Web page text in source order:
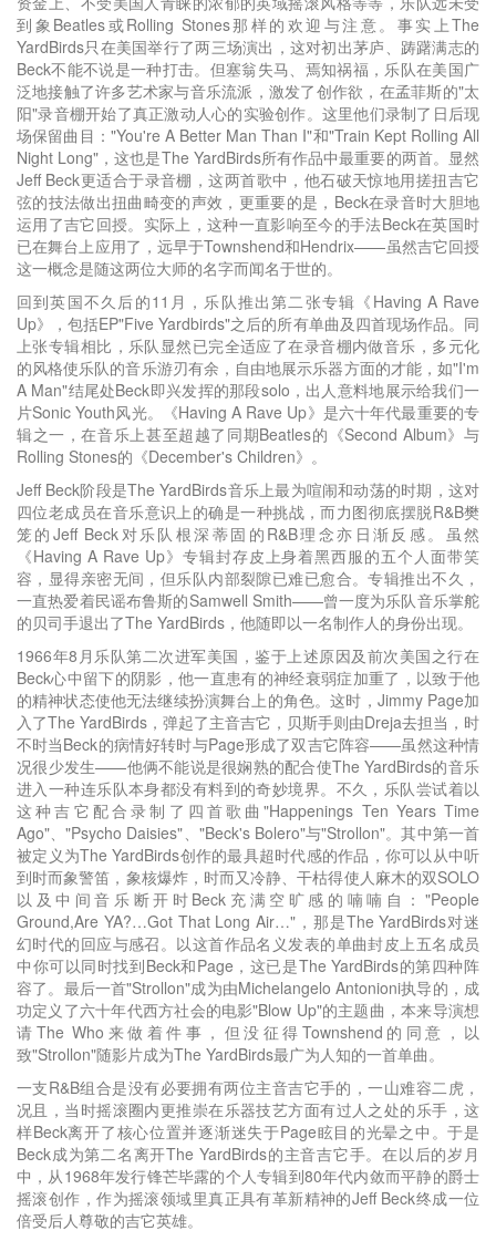
到象Beatles或Rolling Stones那样的欢迎与注意。事实上The
YardBirds只在美国举行了两三场演出，这对初出茅庐、踌躇满志的
Beck不能不说是一种打击。但塞翁失马、焉知祸福，乐队在美国广
泛地接触了许多艺术家与音乐流派，激发了创作欲，在孟菲斯的"太
阳"录音棚开始了真正激动人心的实验创作。这里他们录制了日后现
场保留曲目："You're A Better Man Than I"和"Train Kept Rolling All
Night Long"，这也是The YardBirds所有作品中最重要的两首。显然
Jeff Beck更适合于录音棚，这两首歌中，他石破天惊地用搓扭吉它
弦的技法做出扭曲畸变的声效，更重要的是，Beck在录音时大胆地
运用了吉它回授。实际上，这种一直影响至今的手法Beck在英国时
已在舞台上应用了，远早于Townshend和Hendrix——虽然吉它回授
这一概念是随这两位大师的名字而闻名于世的。
回到英国不久后的11月，乐队推出第二张专辑《Having A Rave
Up》，包括EP"Five Yardbirds"之后的所有单曲及四首现场作品。同
上张专辑相比，乐队显然已完全适应了在录音棚内做音乐，多元化
的风格使乐队的音乐游刃有余，自由地展示乐器方面的才能，如"I'm
A Man"结尾处Beck即兴发挥的那段solo，出人意料地展示给我们一
片Sonic Youth风光。《Having A Rave Up》是六十年代最重要的专
辑之一，在音乐上甚至超越了同期Beatles的《Second Album》与
Rolling Stones的《December's Children》。
Jeff Beck阶段是The YardBirds音乐上最为喧闹和动荡的时期，这对
四位老成员在音乐意识上的确是一种挑战，而力图彻底摆脱R&B樊
笼的Jeff Beck对乐队根深蒂固的R&B理念亦日渐反感。虽然
《Having A Rave Up》专辑封存皮上身着黑西服的五个人面带笑
容，显得亲密无间，但乐队内部裂隙已难已愈合。专辑推出不久，
一直热爱着民谣布鲁斯的Samwell Smith——曾一度为乐队音乐掌舵
的贝司手退出了The YardBirds，他随即以一名制作人的身份出现。
1966年8月乐队第二次进军美国，鉴于上述原因及前次美国之行在
Beck心中留下的阴影，他一直患有的神经衰弱症加重了，以致于他
的精神状态使他无法继续扮演舞台上的角色。这时，Jimmy Page加
入了The YardBirds，弹起了主音吉它，贝斯手则由Dreja去担当，时
不时当Beck的病情好转时与Page形成了双吉它阵容——虽然这种情
况很少发生——他俩不能说是很娴熟的配合使The YardBirds的音乐
进入一种连乐队本身都没有料到的奇妙境界。不久，乐队尝试着以
这种吉它配合录制了四首歌曲"Happenings Ten Years Time
Ago"、"Psycho Daisies"、"Beck's Bolero"与"Strollon"。其中第一首
被定义为The YardBirds创作的最具超时代感的作品，你可以从中听
到时而象警笛，象核爆炸，时而又冷静、干枯得使人麻木的双SOLO
以及中间音乐断开时Beck充满空旷感的喃喃自："People
Ground,Are YA?…Got That Long Air…"，那是The YardBirds对迷
幻时代的回应与感召。以这首作品名义发表的单曲封皮上五名成员
中你可以同时找到Beck和Page，这已是The YardBirds的第四种阵
容了。最后一首"Strollon"成为由Michelangelo Antonioni执导的，成
功定义了六十年代西方社会的电影"Blow Up"的主题曲，本来导演想
请The Who来做着件事，但没征得Townshend的同意，以
致"Strollon"随影片成为The YardBirds最广为人知的一首单曲。
一支R&B组合是没有必要拥有两位主音吉它手的，一山难容二虎，
况且，当时摇滚圈内更推崇在乐器技艺方面有过人之处的乐手，这
样Beck离开了核心位置并逐渐迷失于Page眩目的光晕之中。于是
Beck成为第二名离开The YardBirds的主音吉它手。在以后的岁月
中，从1968年发行锋芒毕露的个人专辑到80年代内敛而平静的爵士
摇滚创作，作为摇滚领域里真正具有革新精神的Jeff Beck终成一位
倍受后人尊敬的吉它英雄。